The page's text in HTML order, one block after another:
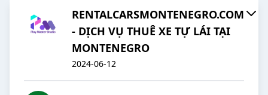
RENTALCARSMONTENEGRO.COM
- DỊCH VỤ THUÊ XE TỰ LÁI TẠI
MONTENEGRO
2024-06-12